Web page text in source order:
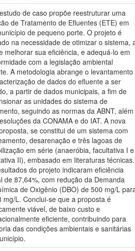
de caso propõe reestruturar uma
de Tratamento de Efluentes (ETE) em
de pequeno porte. O projeto é
na necessidade de otimizar o sistema,
melhorar sua eficiência, e adequá-lo em
com a legislação ambiental
A metodologia abrange o levantamento
de dados do efluente a ser
a partir de dados municipais, a fim de
as unidades do sistema de
seguindo as normas da ABNT, além
da CONAMA e do IAT. A nova
se constitui de um sistema com
desarenação e três lagoas de
em série (anaeróbia, facultativa I e
II), embasado em literaturas técnicas.
do projeto indicaram eficiência
de 87,64%, com redução da Demanda
de Oxigênio (DBO) de 500 mg/L
mg/L. Conclui-se que a proposta é
viável, de baixo custo e
eficiente, contribuindo para
das condições ambientais e sanitárias